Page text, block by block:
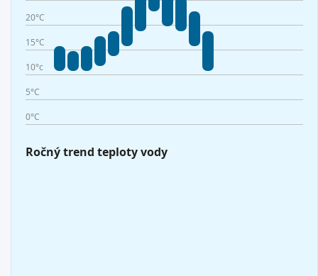
20°C
15°C
10°c
5°C
0°C
Ročný trend teploty vody